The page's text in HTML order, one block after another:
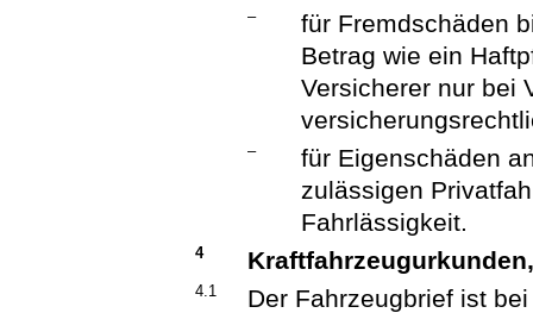
–
für Fremdschäden
Betrag wie ein
Versicherer nur bei
–
für Eigenschäden
zulässigen
Fahrlässigkeit.
4
4.1
Der Fahrzeugbrief ist